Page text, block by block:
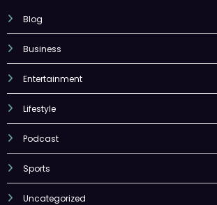
Blog
Business
Entertainment
Lifestyle
Podcast
Sports
Uncategorized